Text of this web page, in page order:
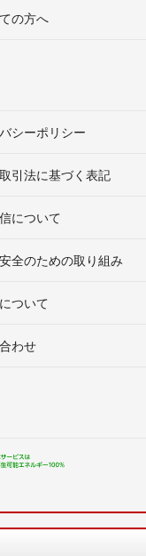
の方へ
シーポリシー
引法に基づく表記
について
全のための取り組み
ついて
わせ